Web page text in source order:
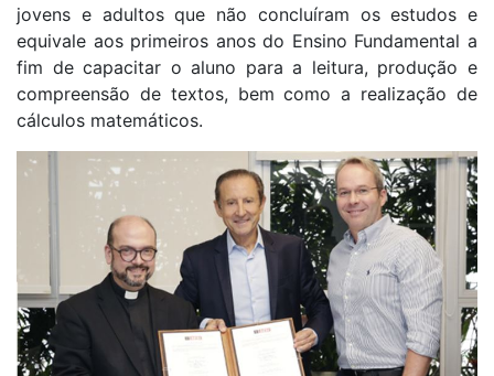
jovens e adultos que não concluíram os estudos e
equivale aos primeiros anos do Ensino Fundamental a
fim de capacitar o aluno para a leitura, produção e
compreensão de textos, bem como a realização de
cálculos matemáticos.